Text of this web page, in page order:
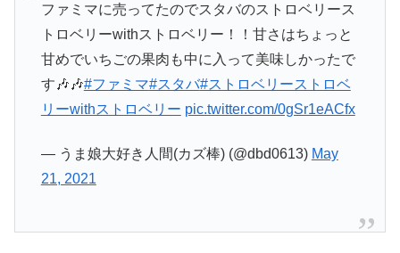
ファミマに売ってたのでスタバのストロベリース
トロベリーwithストロベリー！！甘さはちょっと
甘めでいちごの果肉も中に入って美味しかったで
す🎶🎶#ファミマ#スタバ#ストロベリーストロベ
リーwithストロベリー pic.twitter.com/0gSr1eACfx
— うま娘大好き人間(カズ棒) (@dbd0613) May
21, 2021